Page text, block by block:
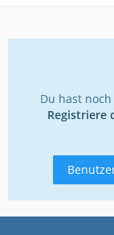
Du hast
Registriere